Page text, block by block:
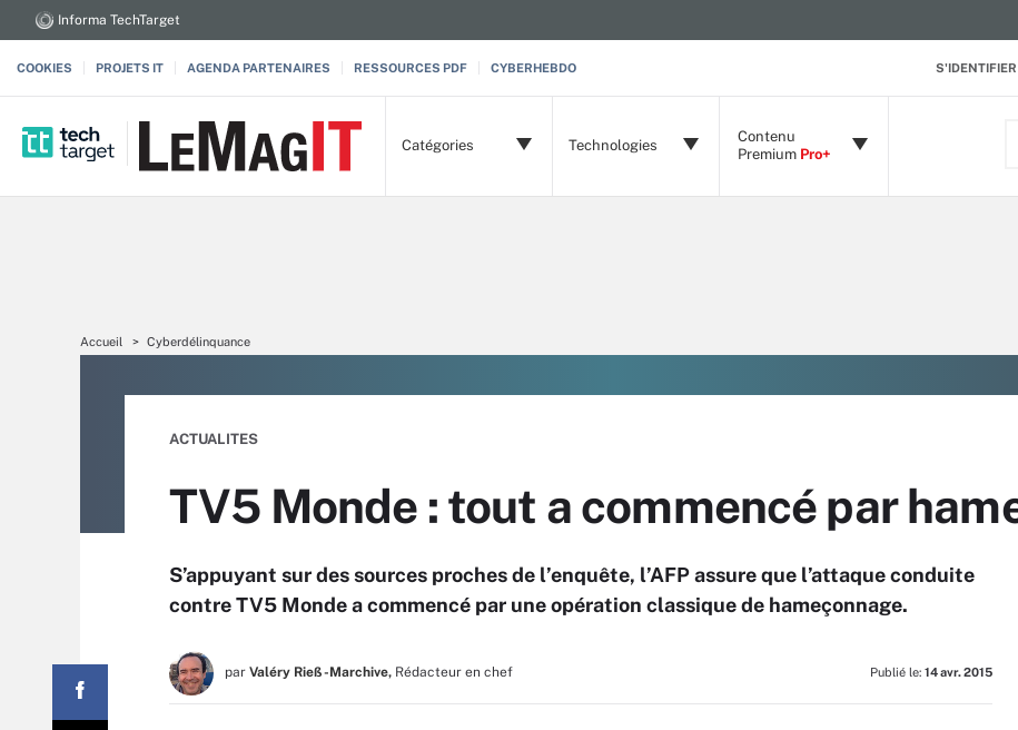
S'IDENTIFIER
Informa TechTarget
COOKIES PROJETS IT AGENDA PARTENAIRES RESSOURCES PDF CYBERHEBDO
Catégories Technologies
Contenu
Premium Pro+
Accueil Cyberdélinquance
ACTUALITES
TV5 Monde : tout a commencé par
S’appuyant sur des sources proches de l’enquête, l’AFP assure que l’attaque conduite
contre TV5 Monde a commencé par une opération classique de hameçonnage.
par Valéry Rieß-Marchive, Rédacteur en chef Publié le: 14 avr. 2015